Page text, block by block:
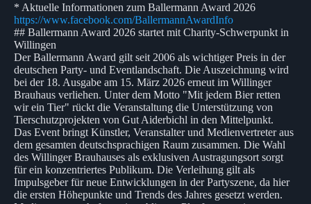
* Aktuelle Informationen zum Ballermann Award 2026
https://www.facebook.com/BallermannAwardInfo
## Ballermann Award 2026 startet mit Charity-Schwerpunkt in
Willingen
Der Ballermann Award gilt seit 2006 als wichtiger Preis in der
deutschen Party- und Eventlandschaft. Die Auszeichnung wird
bei der 18. Ausgabe am 15. März 2026 erneut im Willinger
Brauhaus verliehen. Unter dem Motto "Mit jedem Bier retten
wir ein Tier" rückt die Veranstaltung die Unterstützung von
Tierschutzprojekten von Gut Aiderbichl in den Mittelpunkt.
Das Event bringt Künstler, Veranstalter und Medienvertreter aus
dem gesamten deutschsprachigen Raum zusammen. Die Wahl
des Willinger Brauhauses als exklusiven Austragungsort sorgt
für ein konzentriertes Publikum. Die Verleihung gilt als
Impulsgeber für neue Entwicklungen in der Partyszene, da hier
die ersten Höhepunkte und Trends des Jahres gesetzt werden.